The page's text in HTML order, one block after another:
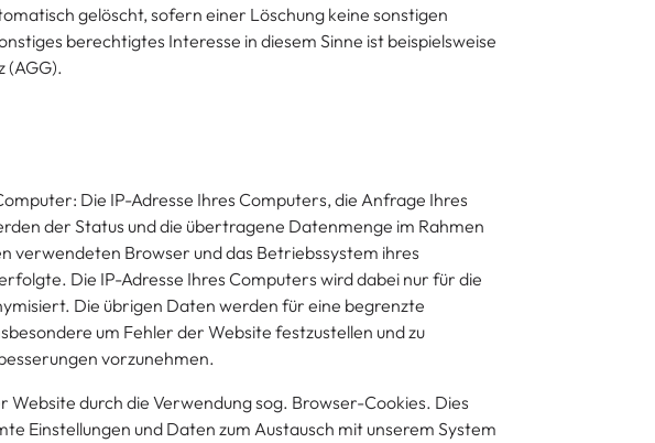
gelöscht, sofern einer Löschung keine sonstigen
berechtigtes Interesse in diesem Sinne ist beispielsweise
(AGG).
Die IP-Adresse Ihres Computers, die Anfrage Ihres
der Status und die übertragene Datenmenge im Rahmen
verwendeten Browser und das Betriebssystem ihres
Die IP-Adresse Ihres Computers wird dabei nur für die
Die übrigen Daten werden für eine begrenzte
um Fehler der Website festzustellen und zu
vorzunehmen.
durch die Verwendung sog. Browser-Cookies. Dies
Einstellungen und Daten zum Austausch mit unserem System